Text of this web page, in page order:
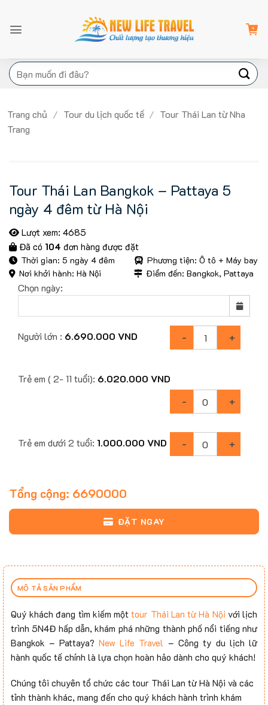
nội
Tìm
kiếm:
Trang chủ / Tour du lịch quốc tế / Tour Thái Lan từ Nha
Trang
Tour Thái Lan Bangkok – Pattaya 5
ngày 4 đêm từ Hà Nội
Lượt xem: 4685
Đã có 104 đơn hàng được đặt
Thời gian: 5 ngày 4 đêm
Phương tiện: Ô tô + Máy bay
Nơi khởi hành: Hà Nội
Điểm đến: Bangkok, Pattaya
Chọn ngày:
Người lớn : 6.690.000 VND
Trẻ em ( 2- 11 tuổi): 6.020.000 VND
Trẻ em dưới 2 tuổi: 1.000.000 VND
Tổng cộng: 6690000
ĐẶT NGAY
MÔ TẢ SẢN PHẨM
Quý khách đang tìm kiếm mộttour Thái Lan từ Hà Nội với lịch
trình 5N4Đ hấp dẫn, khám phá những thành phố nổi tiếng như
Bangkok – Pattaya?New Life Travel – Công ty du lịch lữ
hành quốc tế chính là lựa chọn hoàn hảo dành cho quý khách!
Chúng tôi chuyên tổ chức các tour Thái Lan từ Hà Nội và các
tỉnh thành khác, mang đến cho quý khách hành trình khám